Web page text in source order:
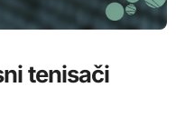
tenisači